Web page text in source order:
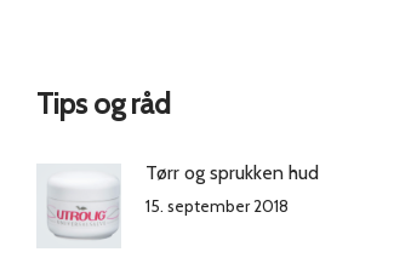
Tips og råd
Tørr og sprukken hud
15. september 2018